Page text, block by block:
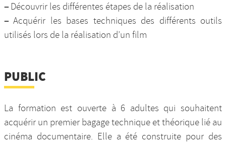
–Découvrir les différentes étapes de la réalisation
–Acquérir les bases techniques des différents outils
utilisés lors de la réalisation d’un film
PUBLIC
La formation est ouverte à 6 adultes qui souhaitent
acquérir un premier bagage technique et théorique lié au
cinéma documentaire. Elle a été construite pour des